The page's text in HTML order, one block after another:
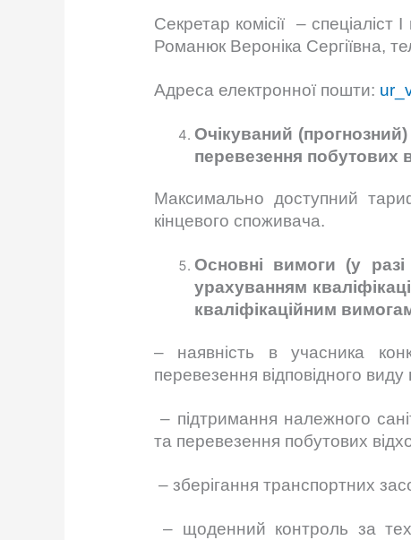
Секретар комісії – спеціаліст
Романюк Вероніка Сергіївна,
Адреса електронної пошти:
Очікуваний
перевезення побутових
Максимально доступний
кінцевого споживача.
Основні вимоги (у
урахуванням
кваліфікаційним
– наявність в учасника
перевезення відповідного виду
– підтримання належного
та перевезення побутових
– зберігання транспортних
– щоденний контроль за